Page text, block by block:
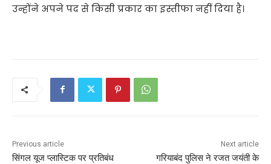
उन्होंने अपने पद से किसी प्रकार का इस्तीफा नहीं दिया है।
Previous article
सिंगल यूज प्लास्टिक पर प्रतिबंध
Next article
गरियाबंद पुलिस ने रजत जयंती के